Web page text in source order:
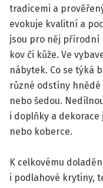
tradicemi a
evokuje kvalitní a
jsou pro něj přírodní
kov či kůže. Ve
nábytek. Co se týká
různé odstíny hnědé
nebo šedou.
i doplňky a dekorace
nebo koberce.
K celkovému
i podlahové krytiny,